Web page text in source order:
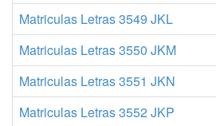
Matriculas Letras 3549 JKL
Matriculas Letras 3550 JKM
Matriculas Letras 3551 JKN
Matriculas Letras 3552 JKP